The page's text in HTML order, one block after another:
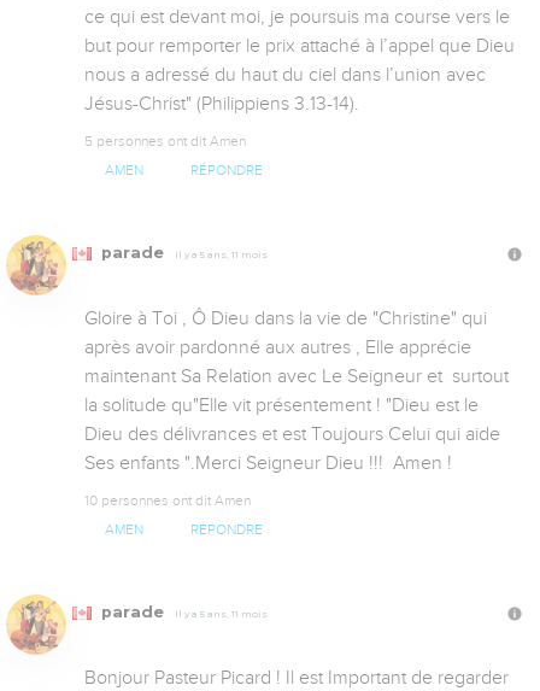
ce qui est devant moi, je poursuis ma course vers le
but pour remporter le prix attaché à l’appel que Dieu
nous a adressé du haut du ciel dans l’union avec
Jésus-Christ" (Philippiens 3.13-14).
5 personnes ont dit Amen
AMEN RÉPONDRE
parade Il y a 5 ans, 11 mois
Gloire à Toi , Ô Dieu dans la vie de "Christine" qui
après avoir pardonné aux autres , Elle apprécie
maintenant Sa Relation avec Le Seigneur et  surtout
la solitude qu"Elle vit présentement ! "Dieu est le
Dieu des délivrances et est Toujours Celui qui aide
Ses enfants ".Merci Seigneur Dieu !!!  Amen !
10 personnes ont dit Amen
AMEN RÉPONDRE
parade Il y a 5 ans, 11 mois
Bonjour Pasteur Picard ! Il est Important de regarder